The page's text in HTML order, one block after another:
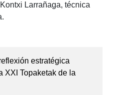
Larrañaga, técnica
estratégica
XXI Topaketak de la